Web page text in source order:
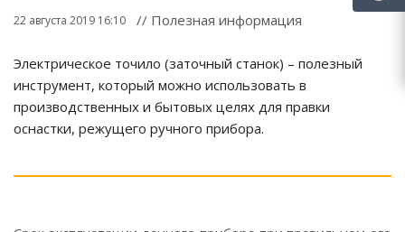
22 августа 2019 16:10 // Полезная информация
Электрическое точило (заточный станок) – полезный
инструмент, который можно использовать в
производственных и бытовых целях для правки
оснастки, режущего ручного прибора.